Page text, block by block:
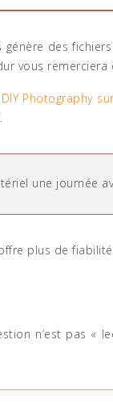
des
vous remerciera
Photography sur
une journée
plus de
n’est pas «